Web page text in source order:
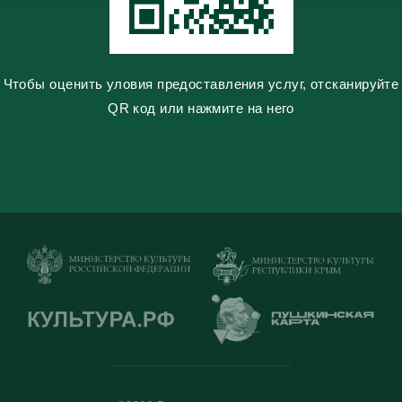
Чтобы оценить уловия предоставления услуг, отсканируйте
QR код или нажмите на него